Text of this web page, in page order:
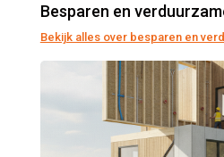
Besparen en
Bekijk alles over besparen en